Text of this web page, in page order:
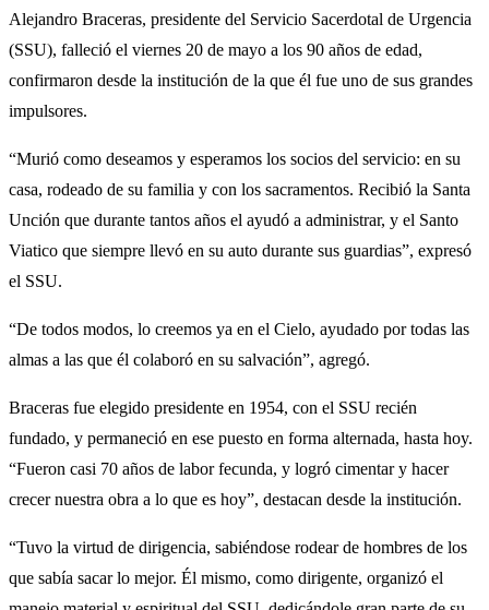
Alejandro Braceras, presidente del Servicio Sacerdotal de Urgencia
(SSU), falleció el viernes 20 de mayo a los 90 años de edad,
confirmaron desde la institución de la que él fue uno de sus grandes
impulsores.
“Murió como deseamos y esperamos los socios del servicio: en su
casa, rodeado de su familia y con los sacramentos. Recibió la Santa
Unción que durante tantos años el ayudó a administrar, y el Santo
Viatico que siempre llevó en su auto durante sus guardias”, expresó
el SSU.
“De todos modos, lo creemos ya en el Cielo, ayudado por todas las
almas a las que él colaboró en su salvación”, agregó.
Braceras fue elegido presidente en 1954, con el SSU recién
fundado, y permaneció en ese puesto en forma alternada, hasta hoy.
“Fueron casi 70 años de labor fecunda, y logró cimentar y hacer
crecer nuestra obra a lo que es hoy”, destacan desde la institución.
“Tuvo la virtud de dirigencia, sabiéndose rodear de hombres de los
que sabía sacar lo mejor. Él mismo, como dirigente, organizó el